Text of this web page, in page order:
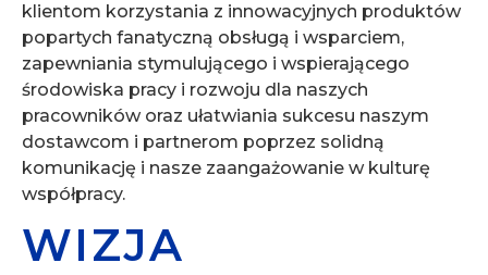
klientom korzystania z innowacyjnych produktów
popartych fanatyczną obsługą i wsparciem,
zapewniania stymulującego i wspierającego
środowiska pracy i rozwoju dla naszych
pracowników oraz ułatwiania sukcesu naszym
dostawcom i partnerom poprzez solidną
komunikację i nasze zaangażowanie w kulturę
współpracy.
WIZJA